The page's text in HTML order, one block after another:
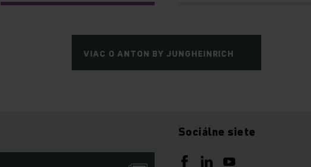
VIAC O ANTON BY JUNGHEINRICH
Sociálne siete